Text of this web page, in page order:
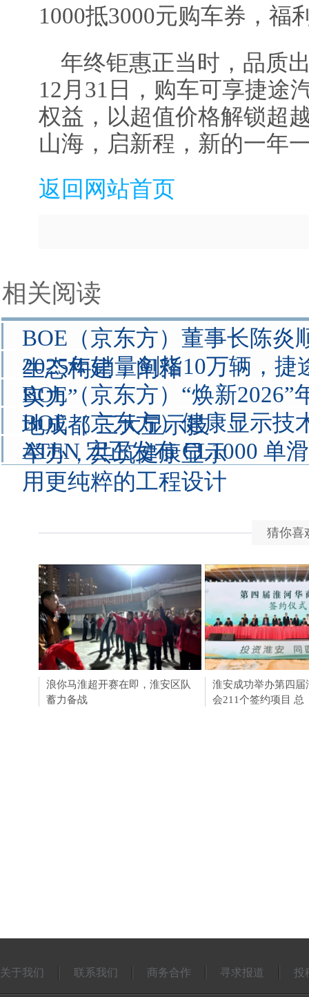
1000抵3000元购车券，福
年终钜惠正当时，品质
12月31日，购车可享捷途
权益，以超值价格解锁超
山海，启新程，新的一年
返回网站首页
相关阅读
BOE（京东方）董事长陈炎
生态构建，阐释
2025年销量剑指10万辆，捷
实力”
BOE（京东方）“焕新2026”
地成都 三大显示技
BOE（京东方）健康显示技
举办，共筑健康显示
ATEN 宏正发布 CL1000 单
用更纯粹的工程设计
猜你喜
浪你马淮超开赛在即，淮安区队
蓄力备战
用AI守护绿水青山！
动走进黄山
淮安成功举办第四届
会211个签约项目 总
关于我们 联系我们 商务合作 寻求报道 投